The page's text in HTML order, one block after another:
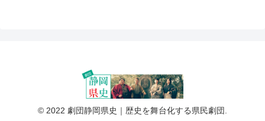
© 2022 劇団静岡県史｜歴史を舞台化する県民劇団.